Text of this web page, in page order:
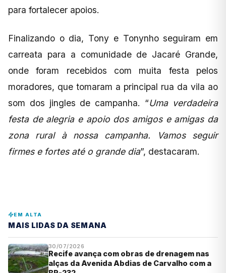
para fortalecer apoios.
Finalizando o dia, Tony e Tonynho seguiram em
carreata para a comunidade de Jacaré Grande,
onde foram recebidos com muita festa pelos
moradores, que tomaram a principal rua da vila ao
som dos jingles de campanha. “Uma verdadeira
festa de alegria e apoio dos amigos e amigas da
zona rural à nossa campanha. Vamos seguir
firmes e fortes até o grande dia”, destacaram.
EM ALTA
MAIS LIDAS DA SEMANA
30/07/2026
Recife avança com obras de drenagem nas
alças da Avenida Abdias de Carvalho com a